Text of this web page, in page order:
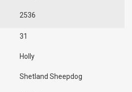
2536
31
Holly
Shetland Sheepdog